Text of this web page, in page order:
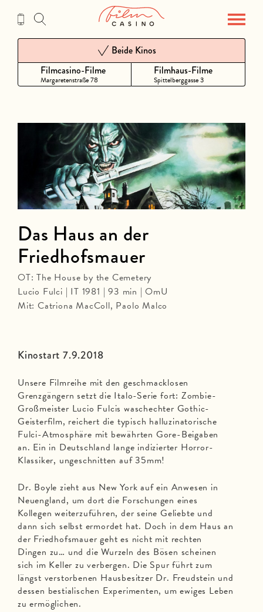
Inhalt
Filmcasino-Filme
Margaretenstraße 78
Beide Kinos
Filmhaus-Filme
Spittelberggasse 3
Kinostart 7.9.2018
Unsere Filmreihe mit den geschmacklosen
Grenzgängern setzt die Italo-Serie fort: Zombie-
Großmeister Lucio Fulcis waschechter Gothic-
Geisterfilm, reichert die typisch halluzinatorische
Fulci-Atmosphäre mit bewährten Gore-Beigaben
an. Ein in Deutschland lange indizierter Horror-
Klassiker, ungeschnitten auf 35mm!
Dr. Boyle zieht aus New York auf ein Anwesen in
Neuengland, um dort die Forschungen eines
Kollegen weiterzuführen, der seine Geliebte und
dann sich selbst ermordet hat. Doch in dem Haus an
der Friedhofsmauer geht es nicht mit rechten
Dingen zu… und die Wurzeln des Bösen scheinen
sich im Keller zu verbergen. Die Spur führt zum
längst verstorbenen Hausbesitzer Dr. Freudstein und
dessen bestialischen Experimenten, um ewiges Leben
zu ermöglichen.
Das Haus an der
Friedhofsmauer
OT: The House by the Cemetery
Lucio Fulci | IT 1981 | 93 min | OmU
Mit: Catriona MacColl, Paolo Malco